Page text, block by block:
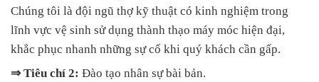
Chúng tôi là đội ngũ thợ kỹ thuật có kinh nghiệm trong
lĩnh vực vệ sinh sử dụng thành thạo máy móc hiện đại,
khắc phục nhanh những sự cố khi quý khách cần gấp.
⇒ Tiêu chí 2: Đào tạo nhân sự bài bản.